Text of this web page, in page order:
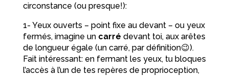
circonstance (ou presque!):
1- Yeux ouverts – point fixe au devant – ou yeux
fermés, imagine un carré devant toi, aux arêtes
de longueur égale (un carré, par définition😉).
Fait intéressant: en fermant les yeux, tu bloques
l’accès à l’un de tes repères de proprioception,